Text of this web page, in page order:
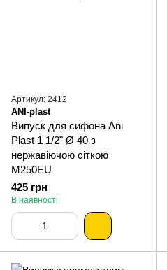
Артикул: 2412
ANI-plast
Випуск для сифона Ani
Plast 1 1/2" Ø 40 з
нержавіючою сіткою
M250EU
425 грн
В наявності